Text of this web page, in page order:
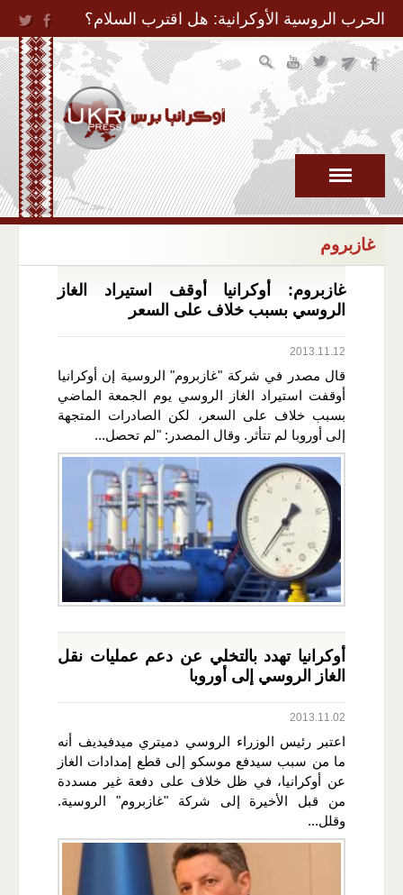
Jump to Navigation
الحرب الروسية الأوكرانية: هل اقترب السلام؟
غازبروم
غازبروم: أوكرانيا أوقف استيراد الغاز
الروسي بسبب خلاف على السعر
2013.11.12
قال مصدر في شركة "غازبروم" الروسية إن أوكرانيا
أوقفت استيراد الغاز الروسي يوم الجمعة الماضي
بسبب خلاف على السعر، لكن الصادرات المتجهة
إلى أوروبا لم تتأثر. وقال المصدر: "لم تحصل...
أوكرانيا تهدد بالتخلي عن دعم عمليات نقل
الغاز الروسي إلى أوروبا
2013.11.02
اعتبر رئيس الوزراء الروسي دميتري ميدفيديف أنه
ما من سبب سيدفع موسكو إلى قطع إمدادات الغاز
عن أوكرانيا، في ظل خلاف على دفعة غير مسددة
من قبل الأخيرة إلى شركة "غازبروم" الروسية.
وقلل...